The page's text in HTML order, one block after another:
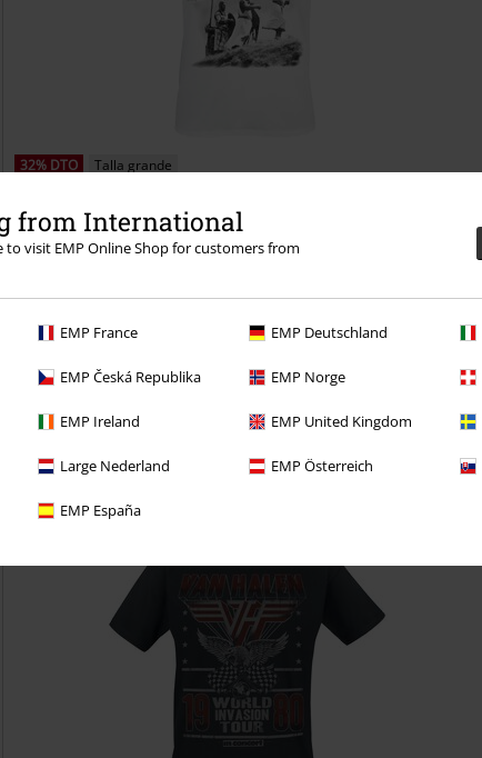
from International
to visit EMP Online Shop for customers from
EMP France EMP Deutschland
EMP Česká Republika EMP Norge
EMP Ireland EMP United Kingdom
Large Nederland EMP Österreich
EMP España
32% DTO
Talla grande
Desde16,99 €
Holy Grail Knight Riders Monty Python
con una prueba de 30 días de nuestro BACKSTAGE